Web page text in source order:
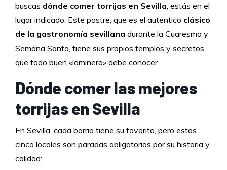
buscas dónde comer torrijas en Sevilla, estás en el
lugar indicado. Este postre, que es el auténtico clásico
de la gastronomía sevillana durante la Cuaresma y
Semana Santa, tiene sus propios templos y secretos
que todo buen «laminero» debe conocer.
Dónde comer las mejores
torrijas en Sevilla
En Sevilla, cada barrio tiene su favorito, pero estos
cinco locales son paradas obligatorias por su historia y
calidad: